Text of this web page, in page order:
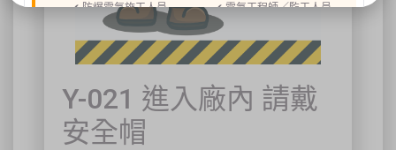
Y-021 進入廠內 請戴
安全帽
✔ 防爆電氣施工人員
✔ 電氣工程師／監工人員
✔ 設備維護人員
✔ 工廠設備管理人員
祐昕技術股份有限公司（祐大-台中分公司）
40458 臺中市北區中清路一段100號9樓
主辦單位